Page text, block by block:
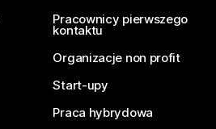
Pracownicy pierwszego
kontaktu
Organizacje non profit
Start-upy
Praca hybrydowa